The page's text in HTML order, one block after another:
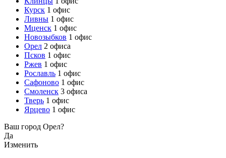
Курск 1 офис
Ливны 1 офис
Мценск 1 офис
Новозыбков 1 офис
Орел 2 офиса
Псков 1 офис
Ржев 1 офис
Рославль 1 офис
Сафоново 1 офис
Смоленск 3 офиса
Тверь 1 офис
Ярцево 1 офис
Ваш город Орел?
Да
Изменить